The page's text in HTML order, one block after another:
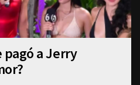
pagó a Jerry